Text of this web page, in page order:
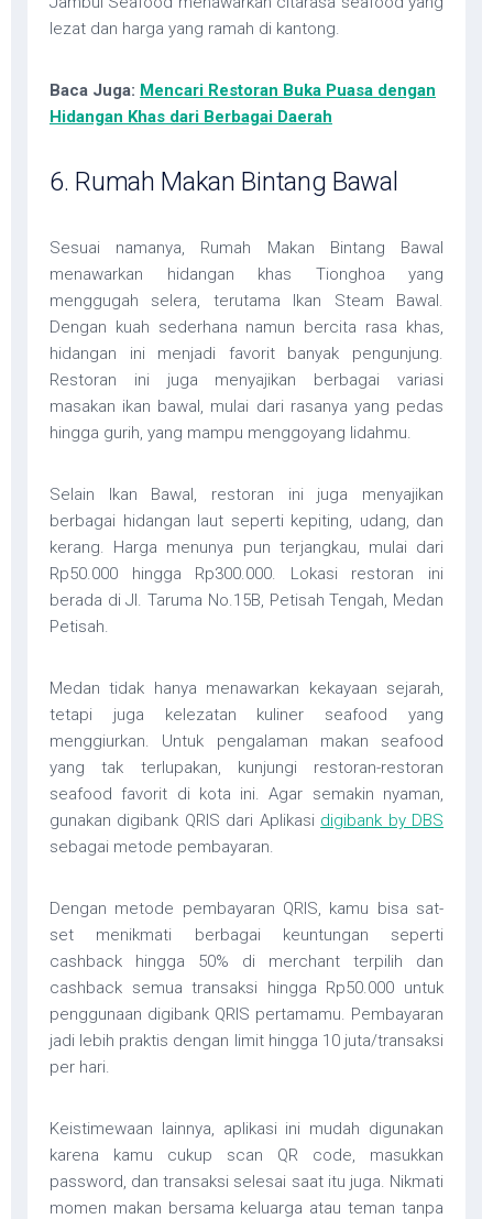
lezat dan harga yang ramah di kantong.
Baca Juga: Mencari Restoran Buka Puasa dengan
Hidangan Khas dari Berbagai Daerah
6. Rumah Makan Bintang Bawal
Sesuai namanya, Rumah Makan Bintang Bawal
menawarkan hidangan khas Tionghoa yang
menggugah selera, terutama Ikan Steam Bawal.
Dengan kuah sederhana namun bercita rasa khas,
hidangan ini menjadi favorit banyak pengunjung.
Restoran ini juga menyajikan berbagai variasi
masakan ikan bawal, mulai dari rasanya yang pedas
hingga gurih, yang mampu menggoyang lidahmu.
Selain Ikan Bawal, restoran ini juga menyajikan
berbagai hidangan laut seperti kepiting, udang, dan
kerang. Harga menunya pun terjangkau, mulai dari
Rp50.000 hingga Rp300.000. Lokasi restoran ini
berada di Jl. Taruma No.15B, Petisah Tengah, Medan
Petisah.
Medan tidak hanya menawarkan kekayaan sejarah,
tetapi juga kelezatan kuliner seafood yang
menggiurkan. Untuk pengalaman makan seafood
yang tak terlupakan, kunjungi restoran-restoran
seafood favorit di kota ini. Agar semakin nyaman,
gunakan digibank QRIS dari Aplikasi digibank by DBS
sebagai metode pembayaran.
Dengan metode pembayaran QRIS, kamu bisa sat-
set menikmati berbagai keuntungan seperti
cashback hingga 50% di merchant terpilih dan
cashback semua transaksi hingga Rp50.000 untuk
penggunaan digibank QRIS pertamamu. Pembayaran
jadi lebih praktis dengan limit hingga 10 juta/transaksi
per hari.
Keistimewaan lainnya, aplikasi ini mudah digunakan
karena kamu cukup scan QR code, masukkan
password, dan transaksi selesai saat itu juga. Nikmati
momen makan bersama keluarga atau teman tanpa